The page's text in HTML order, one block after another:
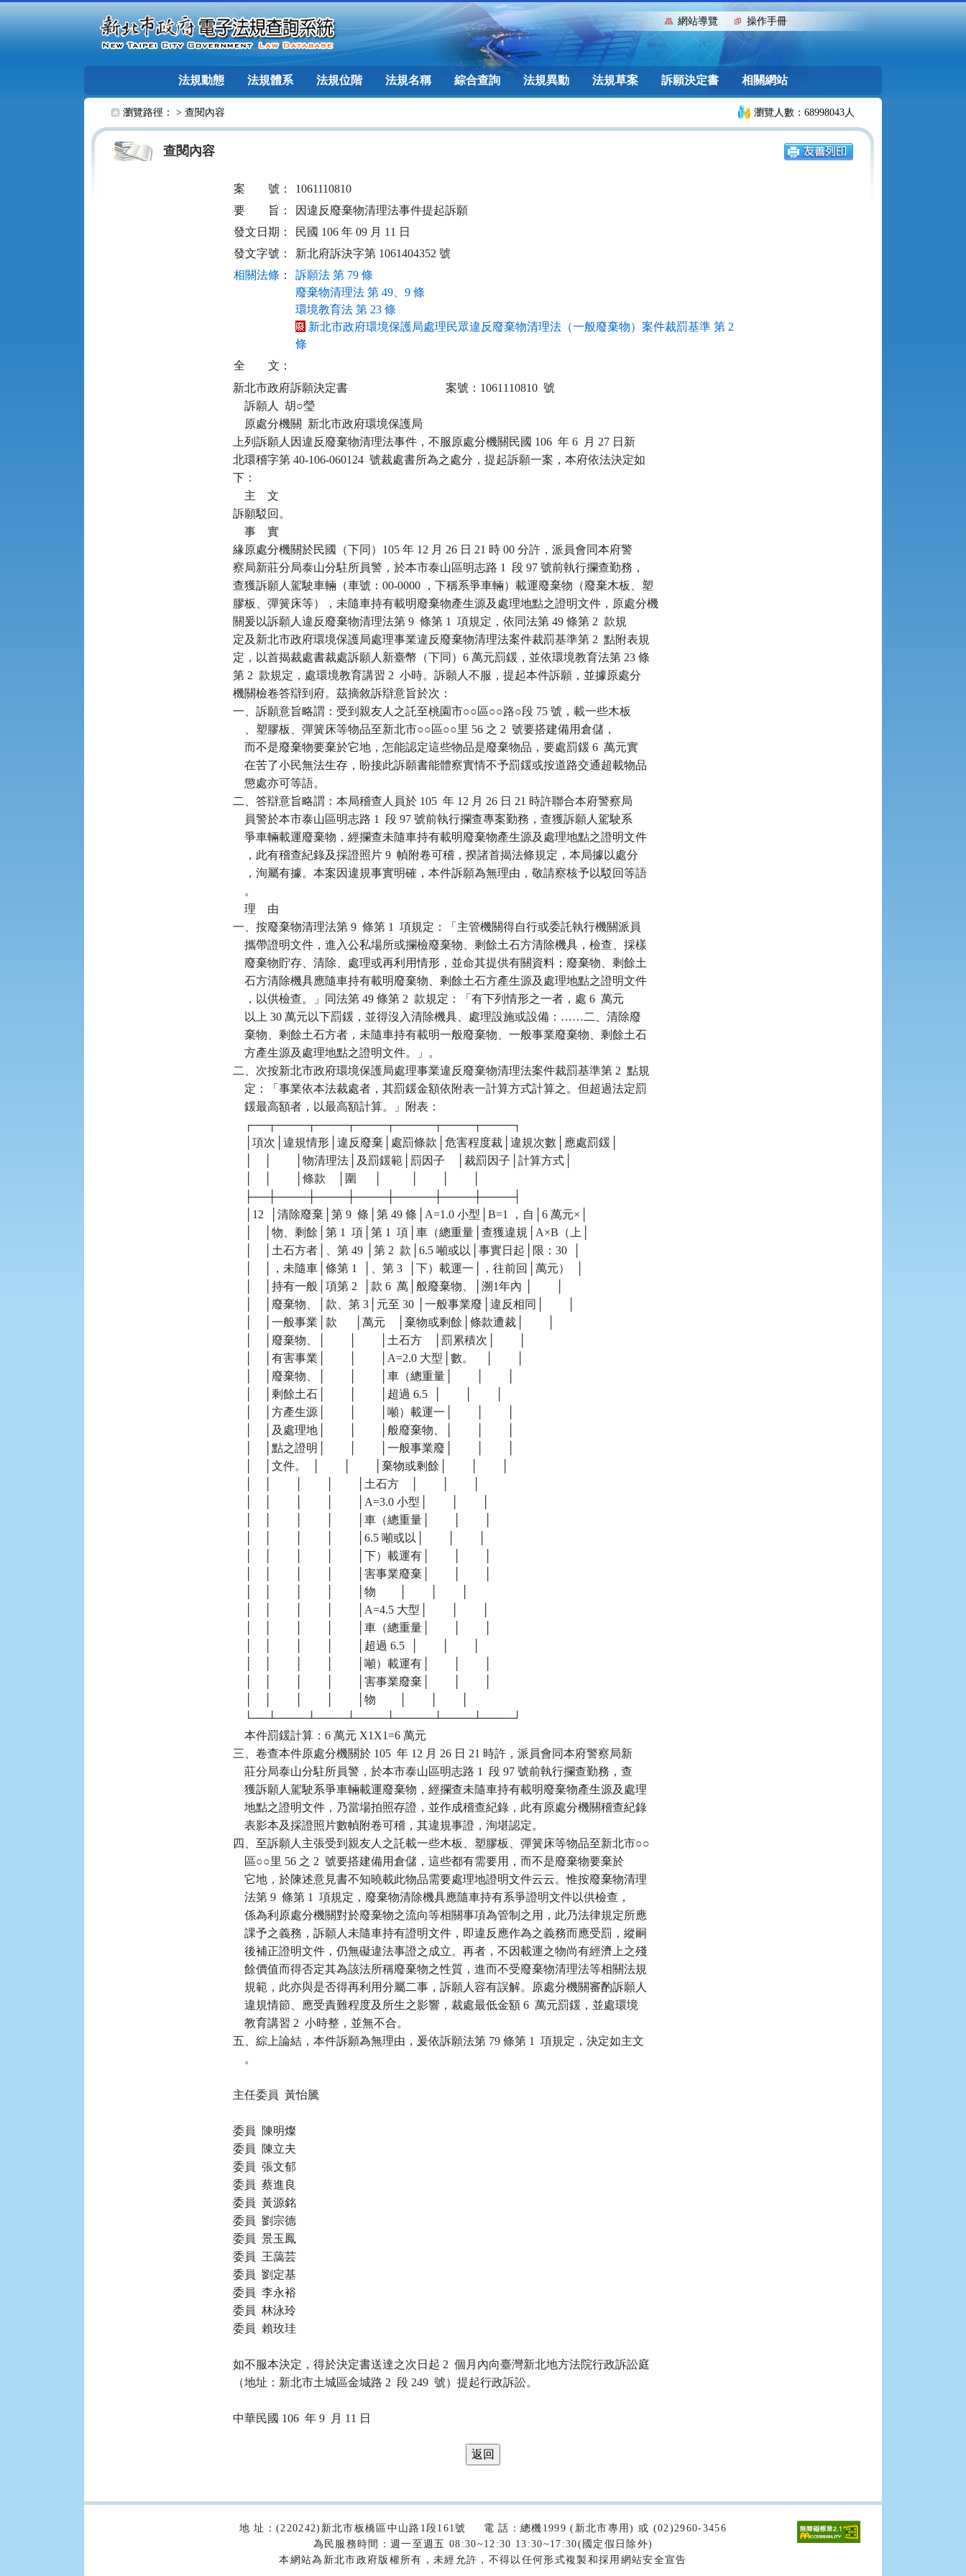
::: 網站導覽 操作手冊
法規動態 法規體系 法規位階 法規名稱 綜合查詢 法規異動 法規草案 訴願決定書 相關網站
瀏覽路徑： > 查閱內容 瀏覽人數：68998043人
查閱內容
案 號：
1061110810
要
旨：
因違反廢棄物清理法事件提起訴願
發文日期：
民國 106 年 09 月 11 日
發文字號：
新北府訴決字第 1061404352 號
相關法條 ：
訴願法 第 79 條
廢棄物清理法 第 49、9 條
環境教育法 第 23 條
新北市政府環境保護局處理民眾違反廢棄物清理法（一般廢棄物）案件裁罰基準 第 2
條
全
文：
新北市政府訴願決定書                                  案號：1061110810  號
    訴願人  胡○瑩
    原處分機關  新北市政府環境保護局
上列訴願人因違反廢棄物清理法事件，不服原處分機關民國 106  年 6  月 27 日新
北環稽字第 40-106-060124  號裁處書所為之處分，提起訴願一案，本府依法決定如
下：
    主    文
訴願駁回。
    事    實
緣原處分機關於民國（下同）105 年 12 月 26 日 21 時 00 分許，派員會同本府警
察局新莊分局泰山分駐所員警，於本市泰山區明志路 1  段 97 號前執行攔查勤務，
查獲訴願人駕駛車輛（車號：00-0000 ，下稱系爭車輛）載運廢棄物（廢棄木板、塑
膠板、彈簧床等），未隨車持有載明廢棄物產生源及處理地點之證明文件，原處分機
關爰以訴願人違反廢棄物清理法第 9  條第 1  項規定，依同法第 49 條第 2  款規
定及新北市政府環境保護局處理事業違反廢棄物清理法案件裁罰基準第 2  點附表規
定，以首揭裁處書裁處訴願人新臺幣（下同）6 萬元罰鍰，並依環境教育法第 23 條
第 2  款規定，處環境教育講習 2  小時。訴願人不服，提起本件訴願，並據原處分
機關檢卷答辯到府。茲摘敘訴辯意旨於次：
一、訴願意旨略謂：受到親友人之託至桃園市○○區○○路○段 75 號，載一些木板
    、塑膠板、彈簧床等物品至新北市○○區○○里 56 之 2  號要搭建備用倉儲，
    而不是廢棄物要棄於它地，怎能認定這些物品是廢棄物品，要處罰鍰 6  萬元實
    在苦了小民無法生存，盼接此訴願書能體察實情不予罰鍰或按道路交通超載物品
    懲處亦可等語。
二、答辯意旨略謂：本局稽查人員於 105  年 12 月 26 日 21 時許聯合本府警察局
    員警於本市泰山區明志路 1  段 97 號前執行攔查專案勤務，查獲訴願人駕駛系
    爭車輛載運廢棄物，經攔查未隨車持有載明廢棄物產生源及處理地點之證明文件
    ，此有稽查紀錄及採證照片 9  幀附卷可稽，揆諸首揭法條規定，本局據以處分
    ，洵屬有據。本案因違規事實明確，本件訴願為無理由，敬請察核予以駁回等語
    。
    理    由
一、按廢棄物清理法第 9  條第 1  項規定：「主管機關得自行或委託執行機關派員
    攜帶證明文件，進入公私場所或攔檢廢棄物、剩餘土石方清除機具，檢查、採樣
    廢棄物貯存、清除、處理或再利用情形，並命其提供有關資料；廢棄物、剩餘土
    石方清除機具應隨車持有載明廢棄物、剩餘土石方產生源及處理地點之證明文件
    ，以供檢查。」同法第 49 條第 2  款規定：「有下列情形之一者，處 6  萬元
    以上 30 萬元以下罰鍰，並得沒入清除機具、處理設施或設備：……二、清除廢
    棄物、剩餘土石方者，未隨車持有載明一般廢棄物、一般事業廢棄物、剩餘土石
    方產生源及處理地點之證明文件。」。
二、次按新北市政府環境保護局處理事業違反廢棄物清理法案件裁罰基準第 2  點規
    定：「事業依本法裁處者，其罰鍰金額依附表一計算方式計算之。但超過法定罰
    鍰最高額者，以最高額計算。」附表：
    ┌──┬────┬────┬────┬─────┬────┬────┐
    │項次│違規情形│違反廢棄│處罰條款│危害程度裁│違規次數│應處罰鍰│
    │    │        │物清理法│及罰鍰範│罰因子    │裁罰因子│計算方式│
    │    │        │條款    │圍      │          │        │        │
    ├──┼────┼────┼────┼─────┼────┼────┤
    │12  │清除廢棄│第 9  條│第 49 條│A=1.0 小型│B=1 ，自│6 萬元×│
    │    │物、剩餘│第 1  項│第 1  項│車（總重量│查獲違規│A×B（上│
    │    │土石方者│、第 49 │第 2  款│6.5 噸或以│事實日起│限：30  │
    │    │，未隨車│條第 1  │、第 3  │下）載運一│，往前回│萬元）  │
    │    │持有一般│項第 2  │款 6  萬│般廢棄物、│溯1年內 │        │
    │    │廢棄物、│款、第 3│元至 30 │一般事業廢│違反相同│        │
    │    │一般事業│款      │萬元    │棄物或剩餘│條款遭裁│        │
    │    │廢棄物、│        │        │土石方    │罰累積次│        │
    │    │有害事業│        │        │A=2.0 大型│數。    │        │
    │    │廢棄物、│        │        │車（總重量│        │        │
    │    │剩餘土石│        │        │超過 6.5  │        │        │
    │    │方產生源│        │        │噸）載運一│        │        │
    │    │及處理地│        │        │般廢棄物、│        │        │
    │    │點之證明│        │        │一般事業廢│        │        │
    │    │文件。  │        │        │棄物或剩餘│        │        │
    │    │        │        │        │土石方    │        │        │
    │    │        │        │        │A=3.0 小型│        │        │
    │    │        │        │        │車（總重量│        │        │
    │    │        │        │        │6.5 噸或以│        │        │
    │    │        │        │        │下）載運有│        │        │
    │    │        │        │        │害事業廢棄│        │        │
    │    │        │        │        │物        │        │        │
    │    │        │        │        │A=4.5 大型│        │        │
    │    │        │        │        │車（總重量│        │        │
    │    │        │        │        │超過 6.5  │        │        │
    │    │        │        │        │噸）載運有│        │        │
    │    │        │        │        │害事業廢棄│        │        │
    │    │        │        │        │物        │        │        │
    └──┴────┴────┴────┴─────┴────┴────┘
    本件罰鍰計算：6 萬元 X1X1=6 萬元
三、卷查本件原處分機關於 105  年 12 月 26 日 21 時許，派員會同本府警察局新
    莊分局泰山分駐所員警，於本市泰山區明志路 1  段 97 號前執行攔查勤務，查
    獲訴願人駕駛系爭車輛載運廢棄物，經攔查未隨車持有載明廢棄物產生源及處理
    地點之證明文件，乃當場拍照存證，並作成稽查紀錄，此有原處分機關稽查紀錄
    表影本及採證照片數幀附卷可稽，其違規事證，洵堪認定。
四、至訴願人主張受到親友人之託載一些木板、塑膠板、彈簧床等物品至新北市○○
    區○○里 56 之 2  號要搭建備用倉儲，這些都有需要用，而不是廢棄物要棄於
    它地，於陳述意見書不知曉載此物品需要處理地證明文件云云。惟按廢棄物清理
    法第 9  條第 1  項規定，廢棄物清除機具應隨車持有系爭證明文件以供檢查，
    係為利原處分機關對於廢棄物之流向等相關事項為管制之用，此乃法律規定所應
    課予之義務，訴願人未隨車持有證明文件，即違反應作為之義務而應受罰，縱嗣
    後補正證明文件，仍無礙違法事證之成立。再者，不因載運之物尚有經濟上之殘
    餘價值而得否定其為該法所稱廢棄物之性質，進而不受廢棄物清理法等相關法規
    規範，此亦與是否得再利用分屬二事，訴願人容有誤解。原處分機關審酌訴願人
    違規情節、應受責難程度及所生之影響，裁處最低金額 6  萬元罰鍰，並處環境
    教育講習 2  小時整，並無不合。
五、綜上論結，本件訴願為無理由，爰依訴願法第 79 條第 1  項規定，決定如主文
    。
主任委員  黃怡騰
委員  陳明燦
委員  陳立夫
委員  張文郁
委員  蔡進良
委員  黃源銘
委員  劉宗德
委員  景玉鳳
委員  王藹芸
委員  劉定基
委員  李永裕
委員  林泳玲
委員  賴玫珪
如不服本決定，得於決定書送達之次日起 2  個月內向臺灣新北地方法院行政訴訟庭
（地址：新北市土城區金城路 2  段 249  號）提起行政訴訟。
地 址：(220242)新北市板橋區中山路1段161號
電 話：總機1999 (新北市專用) 或 (02)2960-3456
為民服務時間：週一至週五 08:30~12:30 13:30~17:30(國定假日除外)
本網站為新北市政府版權所有，未經允許，不得以任何形式複製和採用網站安全宣告